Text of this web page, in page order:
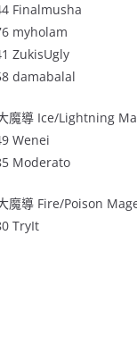
Finalmusha
myholam
ZukisUgly
damabalal
魔導 Ice/Lightning
Wenei
Moderato
魔導 Fire/Poison
TryIt